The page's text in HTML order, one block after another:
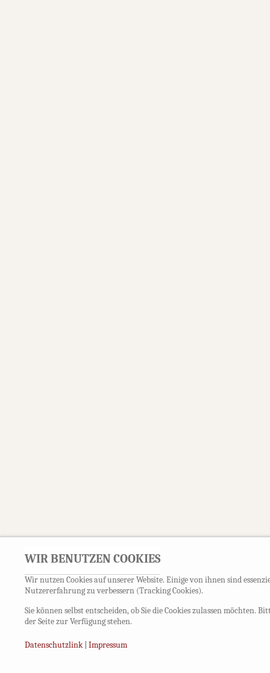
WIR BENUTZEN COOKIES
Wir nutzen Cookies auf unserer Website. Einige von ihnen sind
Nutzererfahrung zu verbessern (Tracking Cookies).
Sie können selbst entscheiden, ob Sie die Cookies zulassen
der Seite zur Verfügung stehen.
Datenschutzlink Impressum